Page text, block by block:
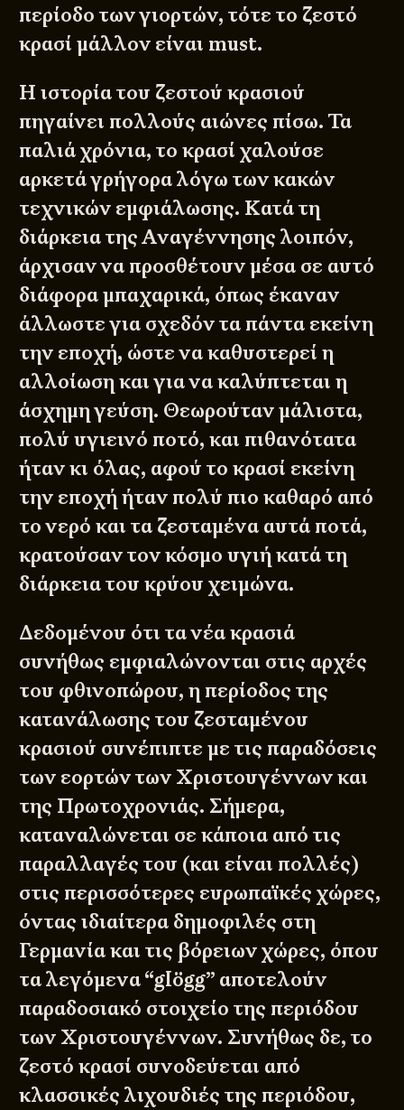
περίοδο των γιορτών, τότε το ζεστό
κρασί μάλλον είναι must.
Η ιστορία του ζεστού κρασιού
πηγαίνει πολλούς αιώνες πίσω. Τα
παλιά χρόνια, το κρασί χαλούσε
αρκετά γρήγορα λόγω των κακών
τεχνικών εμφιάλωσης. Κατά τη
διάρκεια της Αναγέννησης λοιπόν,
άρχισαν να προσθέτουν μέσα σε αυτό
διάφορα μπαχαρικά, όπως έκαναν
άλλωστε για σχεδόν τα πάντα εκείνη
την εποχή, ώστε να καθυστερεί η
αλλοίωση και για να καλύπτεται η
άσχημη γεύση. Θεωρούταν μάλιστα,
πολύ υγιεινό ποτό, και πιθανότατα
ήταν κι όλας, αφού το κρασί εκείνη
την εποχή ήταν πολύ πιο καθαρό από
το νερό και τα ζεσταμένα αυτά ποτά,
κρατούσαν τον κόσμο υγιή κατά τη
διάρκεια του κρύου χειμώνα.
Δεδομένου ότι τα νέα κρασιά
συνήθως εμφιαλώνονται στις αρχές
του φθινοπώρου, η περίοδος της
κατανάλωσης του ζεσταμένου
κρασιού συνέπιπτε με τις παραδόσεις
των εορτών των Χριστουγέννων και
της Πρωτοχρονιάς. Σήμερα,
καταναλώνεται σε κάποια από τις
παραλλαγές του (και είναι πολλές)
στις περισσότερες ευρωπαϊκές χώρες,
όντας ιδιαίτερα δημοφιλές στη
Γερμανία και τις βόρειων χώρες, όπου
τα λεγόμενα “glögg” αποτελούν
παραδοσιακό στοιχείο της περιόδου
των Χριστουγέννων. Συνήθως δε, το
ζεστό κρασί συνοδεύεται από
κλασσικές λιχουδιές της περιόδου,